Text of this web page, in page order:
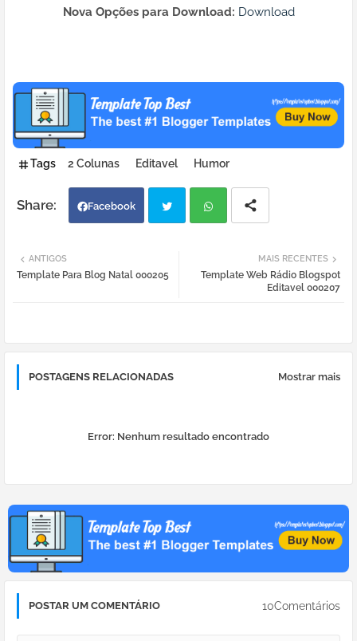
Nova Opções para Download: Download
Tags 2 Colunas Editavel Humor
Facebook
tter atsa
MAIS RECENTES
Template Web Rádio Blogspot
Editavel 000207
ANTIGOS
Template Para Blog Natal 000205
POSTAGENS RELACIONADAS Mostrar mais
Error: Nenhum resultado encontrado
POSTAR UM COMENTÁRIO 10Comentários